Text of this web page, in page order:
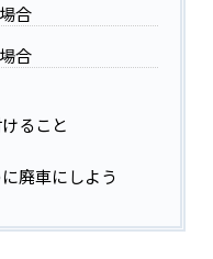
合
合
ること
廃車にしよう